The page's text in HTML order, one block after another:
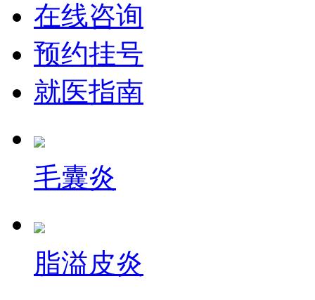
在线咨询
预约挂号
就医指南
毛囊炎
脂溢皮炎